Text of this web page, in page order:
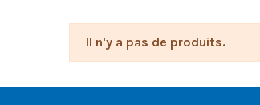
Il n'y a pas de produits.